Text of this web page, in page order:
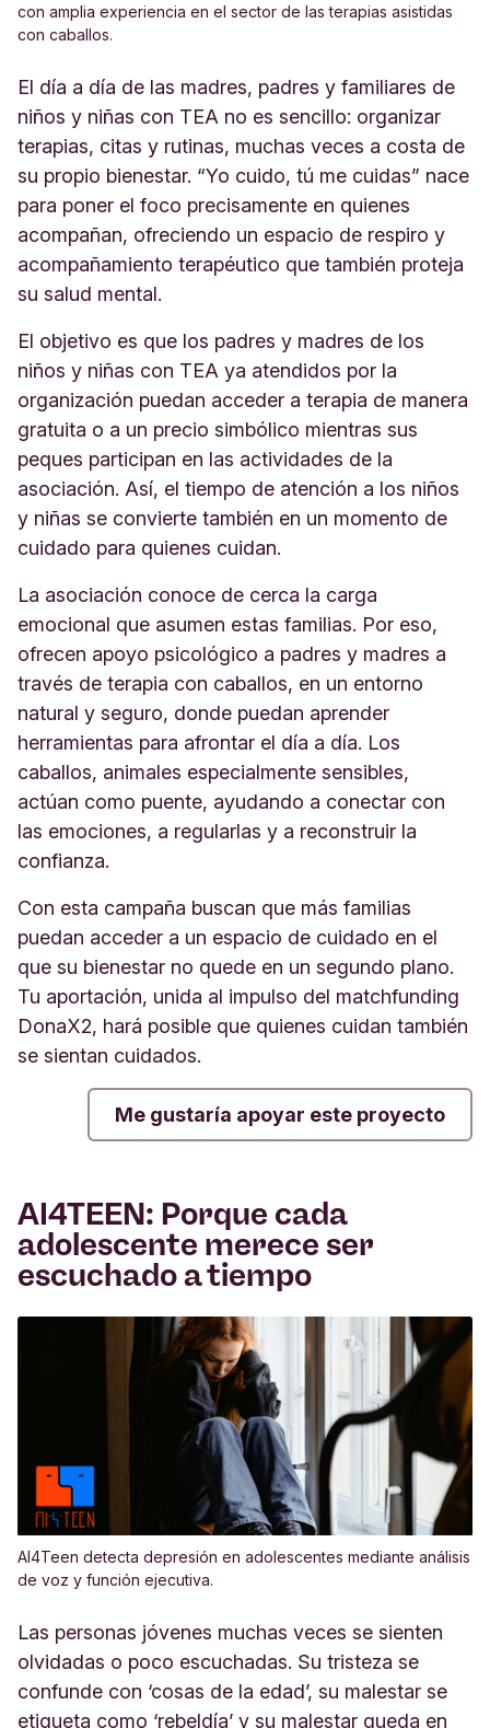
con amplia experiencia en el sector de las terapias asistidas
con caballos.
El día a día de las madres, padres y familiares de
niños y niñas con TEA no es sencillo: organizar
terapias, citas y rutinas, muchas veces a costa de
su propio bienestar. “Yo cuido, tú me cuidas” nace
para poner el foco precisamente en quienes
acompañan, ofreciendo un espacio de respiro y
acompañamiento terapéutico que también proteja
su salud mental.
El objetivo es que los padres y madres de los
niños y niñas con TEA ya atendidos por la
organización puedan acceder a terapia de manera
gratuita o a un precio simbólico mientras sus
peques participan en las actividades de la
asociación. Así, el tiempo de atención a los niños
y niñas se convierte también en un momento de
cuidado para quienes cuidan.
La asociación conoce de cerca la carga
emocional que asumen estas familias. Por eso,
ofrecen apoyo psicológico a padres y madres a
través de terapia con caballos, en un entorno
natural y seguro, donde puedan aprender
herramientas para afrontar el día a día. Los
caballos, animales especialmente sensibles,
actúan como puente, ayudando a conectar con
las emociones, a regularlas y a reconstruir la
confianza.
Con esta campaña buscan que más familias
puedan acceder a un espacio de cuidado en el
que su bienestar no quede en un segundo plano.
Tu aportación, unida al impulso del matchfunding
DonaX2, hará posible que quienes cuidan también
se sientan cuidados.
Me gustaría apoyar este proyecto
AI4TEEN: Porque cada
adolescente merece ser
escuchado a tiempo
AI4Teen detecta depresión en adolescentes mediante análisis
de voz y función ejecutiva.
Las personas jóvenes muchas veces se sienten
olvidadas o poco escuchadas. Su tristeza se
confunde con ‘cosas de la edad’, su malestar se
etiqueta como ‘rebeldía’ y su malestar queda en